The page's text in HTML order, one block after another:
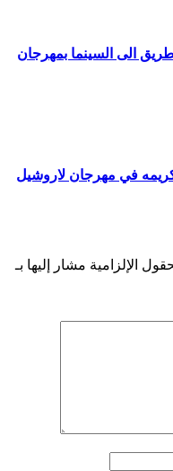
الى السينما بمهرجان
في مهرجان لاروشيل
الإلزامية مشار إليها بـ